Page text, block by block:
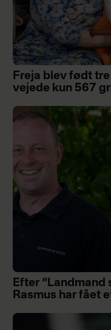
Freja blev født
vejede kun 567
Efter
Rasmus har fået